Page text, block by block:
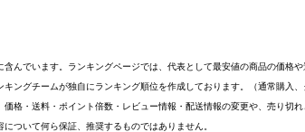
んでいます。ランキングページでは、代表として最安値の商品の価格や
ングチームが独自にランキング順位を作成しております。（通常購入
格・送料・ポイント倍数・レビュー情報・配送情報の変更や、売り切
ついて何ら保証、推奨するものではありません。